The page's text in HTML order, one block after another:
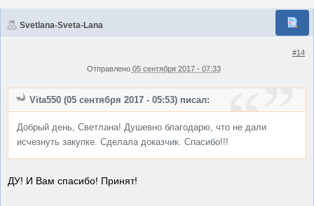
Svetlana-Sveta-Lana
#14
Отправлено 05 сентября 2017 - 07:33
Vita550 (05 сентября 2017 - 05:53) писал:
Добрый день, Светлана! Душевно благодарю, что не дали
исчезнуть закупке. Сделала доказчик. Спасибо!!!
ДУ! И Вам спасибо! Принят!